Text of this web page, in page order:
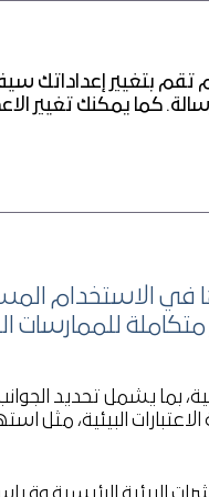
الاستخدام
للممارسات
تحديد الجوانب
البيئية، مثل
بتغيير إعداداتك